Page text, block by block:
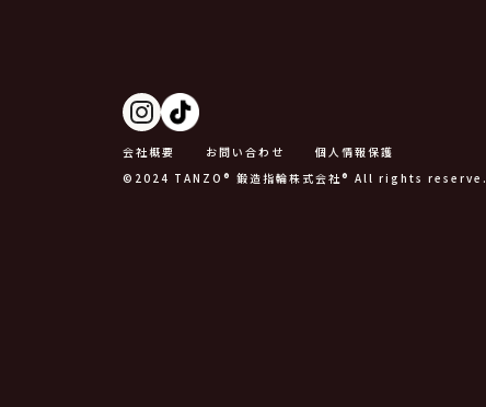
会社概要 お問い合わせ
個人情報保護
©2024 TANZO® 鍛造指輪株式会社® All rights reserve.